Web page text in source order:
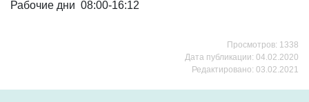
Рабочие дни 08:00-16:12
Просмотров: 1338
Дата публикации: 04.02.2020
Редактировано: 03.02.2021